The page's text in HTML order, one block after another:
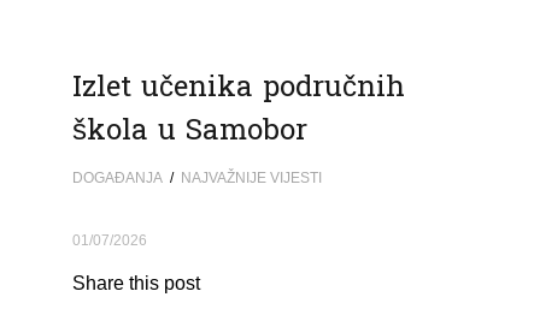
Izlet učenika područnih
škola u Samobor
DOGAĐANJA/ NAJVAŽNIJE VIJESTI
01/07/2026
Share this post